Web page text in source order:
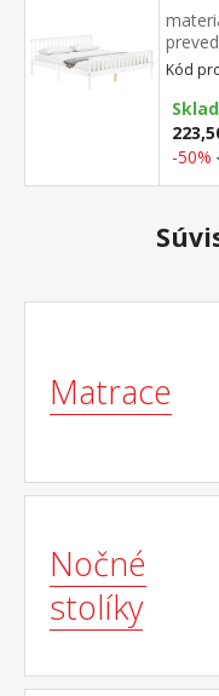
90 ×
Kód
-50%
Matrace
Nočné
stolíky